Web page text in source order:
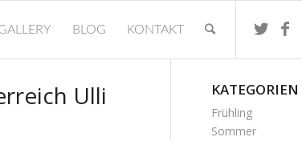
BLOG KONTAKT
Ulli
KATEGORIEN
Frühling
Sommer